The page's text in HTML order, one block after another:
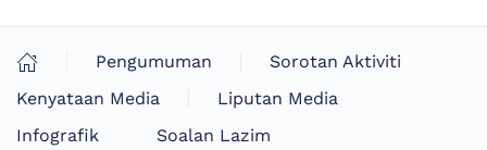
Pengumuman
Sorotan Aktiviti
Kenyataan Media
Liputan Media
Infografik
Soalan Lazim